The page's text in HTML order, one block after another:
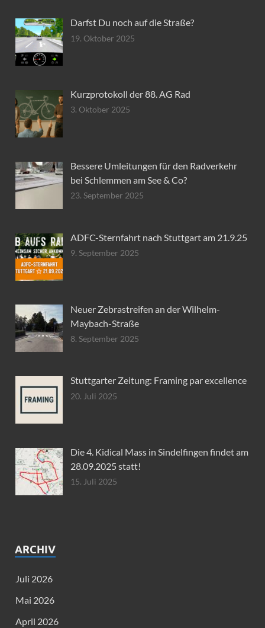
Darfst Du noch auf die Straße?
19. Oktober 2025
Kurzprotokoll der 88. AG Rad
3. Oktober 2025
Bessere Umleitungen für den Radverkehr
bei Schlemmen am See & Co?
23. September 2025
ADFC-Sternfahrt nach Stuttgart am 21.9.25
9. September 2025
Neuer Zebrastreifen an der Wilhelm-
Maybach-Straße
8. September 2025
Stuttgarter Zeitung: Framing par excellence
20. Juli 2025
Die 4. Kidical Mass in Sindelfingen findet am
28.09.2025 statt!
15. Juli 2025
ARCHIV
Juli 2026
Mai 2026
April 2026